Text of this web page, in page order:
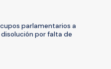
parlamentarios a
por falta de